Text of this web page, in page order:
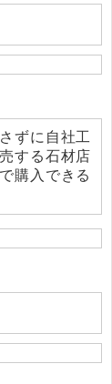
ずに自社工
する石材店
購入できる